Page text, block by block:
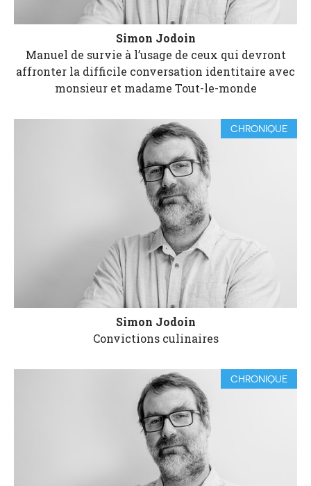
Simon Jodoin
Manuel de survie à l’usage de ceux qui devront
affronter la difficile conversation identitaire avec
monsieur et madame Tout-le-monde
CHRONIQUE
Simon Jodoin
Convictions culinaires
CHRONIQUE